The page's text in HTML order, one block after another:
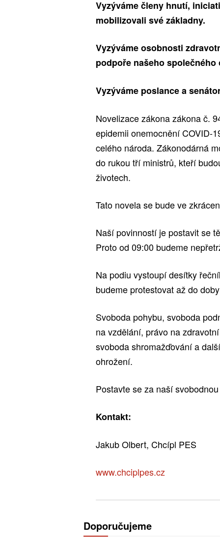
Vyzýváme členy hnutí,
mobilizovali své základny.
Vyzýváme osobnosti
podpoře našeho společného
Vyzýváme poslance a
Novelizace zákona zákona č.
epidemii onemocnění COVID-
celého národa. Zákonodárná
do rukou tří ministrů, kteří
životech.
Tato novela se bude ve
Naší povinností je postavit se
Proto od 09:00 budeme
Na podiu vystoupí desítky
budeme protestovat až do
Svoboda pohybu, svoboda
na vzdělání, právo na
svoboda shromažďování a
ohrožení.
Postavte se za naší
Kontakt:
Jakub Olbert, Chcípl PES
www.chciplpes.cz
Doporučujeme